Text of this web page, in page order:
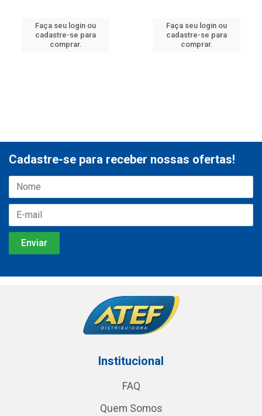
Faça seu login ou
cadastre-se para
comprar.
Faça seu login ou
cadastre-se para
comprar.
Cadastre-se para receber nossas ofertas!
Institucional
FAQ
Quem Somos